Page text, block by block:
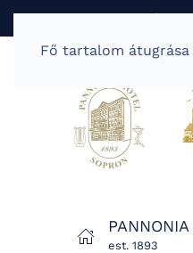
Fő tartalom átugrása
Pannonia Hotel
est. 1893